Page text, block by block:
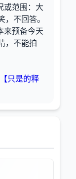
或范围：大
，不回答。
来预备今天
，不能拍
只是的释